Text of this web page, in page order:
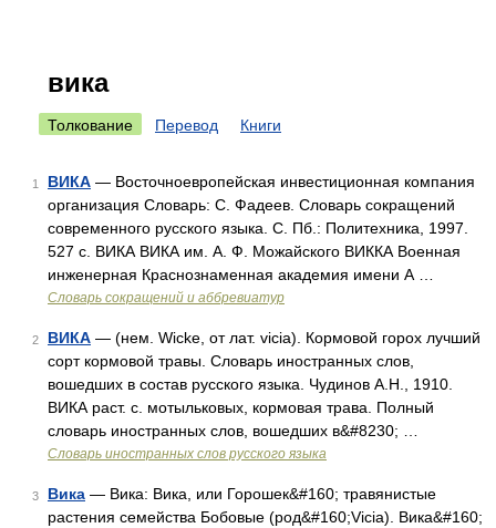
вика
Толкование Перевод Книги
1 ВИКА — Восточноевропейская инвестиционная компания
организация Словарь: С. Фадеев. Словарь сокращений
современного русского языка. С. Пб.: Политехника, 1997.
527 с. ВИКА ВИКА им. А. Ф. Можайского ВИККА Военная
инженерная Краснознаменная академия имени А …
Словарь сокращений и аббревиатур
2 ВИКА — (нем. Wicke, от лат. vicia). Кормовой горох лучший
сорт кормовой травы. Словарь иностранных слов,
вошедших в состав русского языка. Чудинов А.Н., 1910.
ВИКА раст. с. мотыльковых, кормовая трава. Полный
словарь иностранных слов, вошедших в&#8230; …
Словарь иностранных слов русского языка
3 Вика — Вика: Вика, или Горошек&#160; травянистые
растения семейства Бобовые (род&#160;Vicia). Вика&#160;